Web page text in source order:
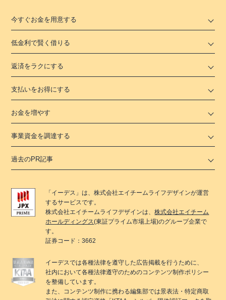
今すぐお金を用意する
低金利で賢く借りる
返済をラクにする
支払いをお得にする
お金を増やす
事業資金を調達する
過去のPR記事
「 イーデス 」は、株式会社エイチームライフデザインが運営
するサービスです。
株式会社エイチームライフデザインは、株式会社エイチーム
ホールディングス(東証プライム市場上場)のグループ企業で
す。
証券コード：3662
イーデスでは各種法律を遵守した広告掲載を行うために、
社内において各種法律遵守のためのコンテンツ制作ポリシー
を整備しています。
また、コンテンツ制作に携わる編集部では景表法・特定商取